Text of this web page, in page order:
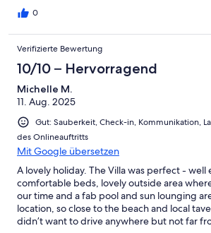
0
Verifizierte Bewertung
10/10 – Hervorragend
Michelle M.
11. Aug. 2025
Gut: Sauberkeit, Check-in, Kommunikation,
des Onlineauftritts
Mit Google übersetzen
A lovely holiday. The Villa was perfect -
comfortable beds, lovely outside area
our time and a fab pool and sun lounging
location, so close to the beach and local
didn’t want to drive anywhere but not far